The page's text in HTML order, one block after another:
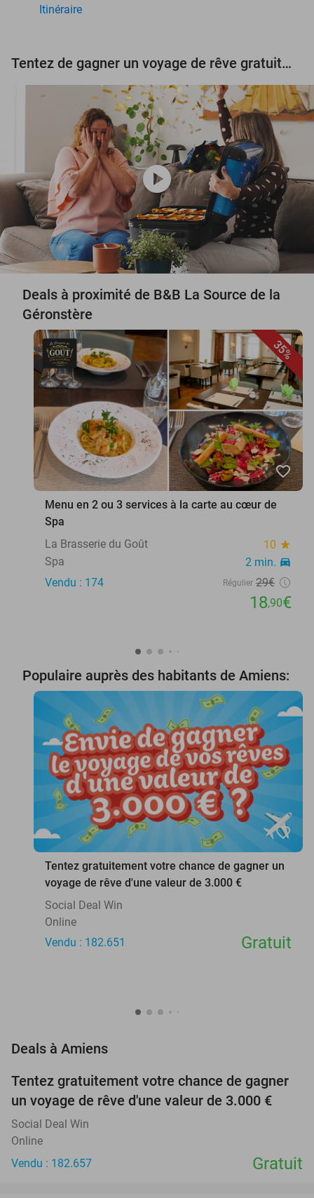
Itinéraire
Tentez de gagner un voyage de rêve gratuit d'une valeur de 3.000 € !
play_circle
Deals à proximité de B&B La Source de la
Géronstère
35%
favorite_border
Menu en 2 ou 3 services à la carte au cœur de
Spa
La Brasserie du Goût
10 star
Spa 2 min. directions_car
Vendu : 174 Régulier 29€
18,90€
Populaire auprès des habitants de Amiens:
favorite_border
Tentez gratuitement votre chance de gagner un
voyage de rêve d'une valeur de 3.000 €
Social Deal Win
Online
Vendu : 182.651
Gratuit
Deals à Amiens
Tentez gratuitement votre chance de gagner
un voyage de rêve d'une valeur de 3.000 €
Social Deal Win
Online
Vendu : 182.657
Gratuit